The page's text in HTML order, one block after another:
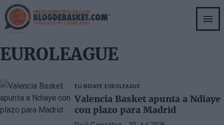
Skip
to
main
EUROLEAGUE
ELI NDIAYE EUROLEAGUE
Valencia Basket apunta a Ndiaye
con plazo para Madrid